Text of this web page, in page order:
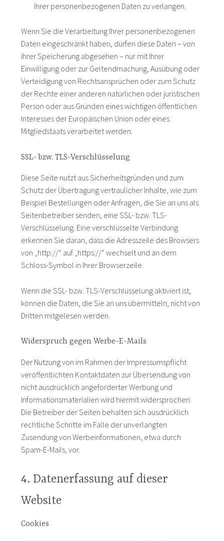
Ihrer personenbezogenen Daten zu verlangen.
Wenn Sie die Verarbeitung Ihrer personenbezogenen
Daten eingeschränkt haben, dürfen diese Daten – von
ihrer Speicherung abgesehen – nur mit Ihrer
Einwilligung oder zur Geltendmachung, Ausübung oder
Verteidigung von Rechtsansprüchen oder zum Schutz
der Rechte einer anderen natürlichen oder juristischen
Person oder aus Gründen eines wichtigen öffentlichen
Interesses der Europäischen Union oder eines
Mitgliedstaats verarbeitet werden.
SSL- bzw. TLS-Verschlüsselung
Diese Seite nutzt aus Sicherheitsgründen und zum
Schutz der Übertragung vertraulicher Inhalte, wie zum
Beispiel Bestellungen oder Anfragen, die Sie an uns als
Seitenbetreiber senden, eine SSL- bzw. TLS-
Verschlüsselung. Eine verschlüsselte Verbindung
erkennen Sie daran, dass die Adresszeile des Browsers
von „http://“ auf „https://“ wechselt und an dem
Schloss-Symbol in Ihrer Browserzeile.
Wenn die SSL- bzw. TLS-Verschlüsselung aktiviert ist,
können die Daten, die Sie an uns übermitteln, nicht von
Dritten mitgelesen werden.
Widerspruch gegen Werbe-E-Mails
Der Nutzung von im Rahmen der Impressumspflicht
veröffentlichten Kontaktdaten zur Übersendung von
nicht ausdrücklich angeforderter Werbung und
Informationsmaterialien wird hiermit widersprochen.
Die Betreiber der Seiten behalten sich ausdrücklich
rechtliche Schritte im Falle der unverlangten
Zusendung von Werbeinformationen, etwa durch
Spam-E-Mails, vor.
4. Datenerfassung auf dieser
Website
Cookies